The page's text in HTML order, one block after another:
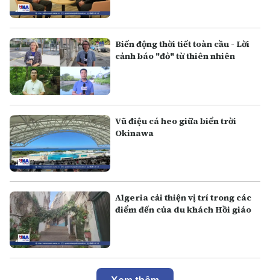
Biến động thời tiết toàn cầu - Lời
cảnh báo "đỏ" từ thiên nhiên
Vũ điệu cá heo giữa biển trời
Okinawa
Algeria cải thiện vị trí trong các
điểm đến của du khách Hồi giáo